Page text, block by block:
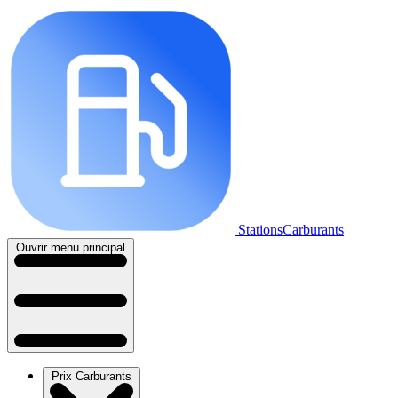
StationsCarburants
Ouvrir menu principal
Prix Carburants